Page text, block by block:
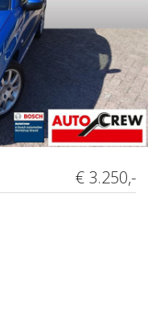
€ 3.250,-